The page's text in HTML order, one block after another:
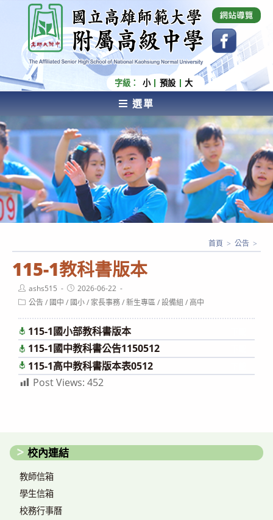
內
容
國立高雄師範大學附屬高級中學 Affiliated Senior
High School of National Kaohsiung Normal
University
字級： 小 預設 大
選單
AFFILIATED SENIOR HIGH SCHOOL OF NATIONAL
KAOHSIUNG NORMAL UNIVERSITY
115-1教科書版本
首頁 > 公告 >
Post
author:
ashs515
Post
published:
2026-06-22
Post公告/ 國中 / 國小/ 家長事務/新生專區/設備組 /高中
115-1國小部教科書版本
115-1國中教科書公告1150512
115-1高中教科書版本表0512
Post Views: 452
校內連結
教師信箱
學生信箱
校務行事曆